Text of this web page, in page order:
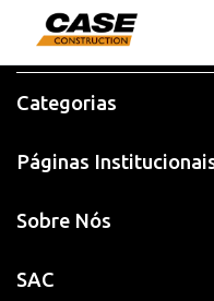
Categorias
Páginas
Sobre Nós
SAC